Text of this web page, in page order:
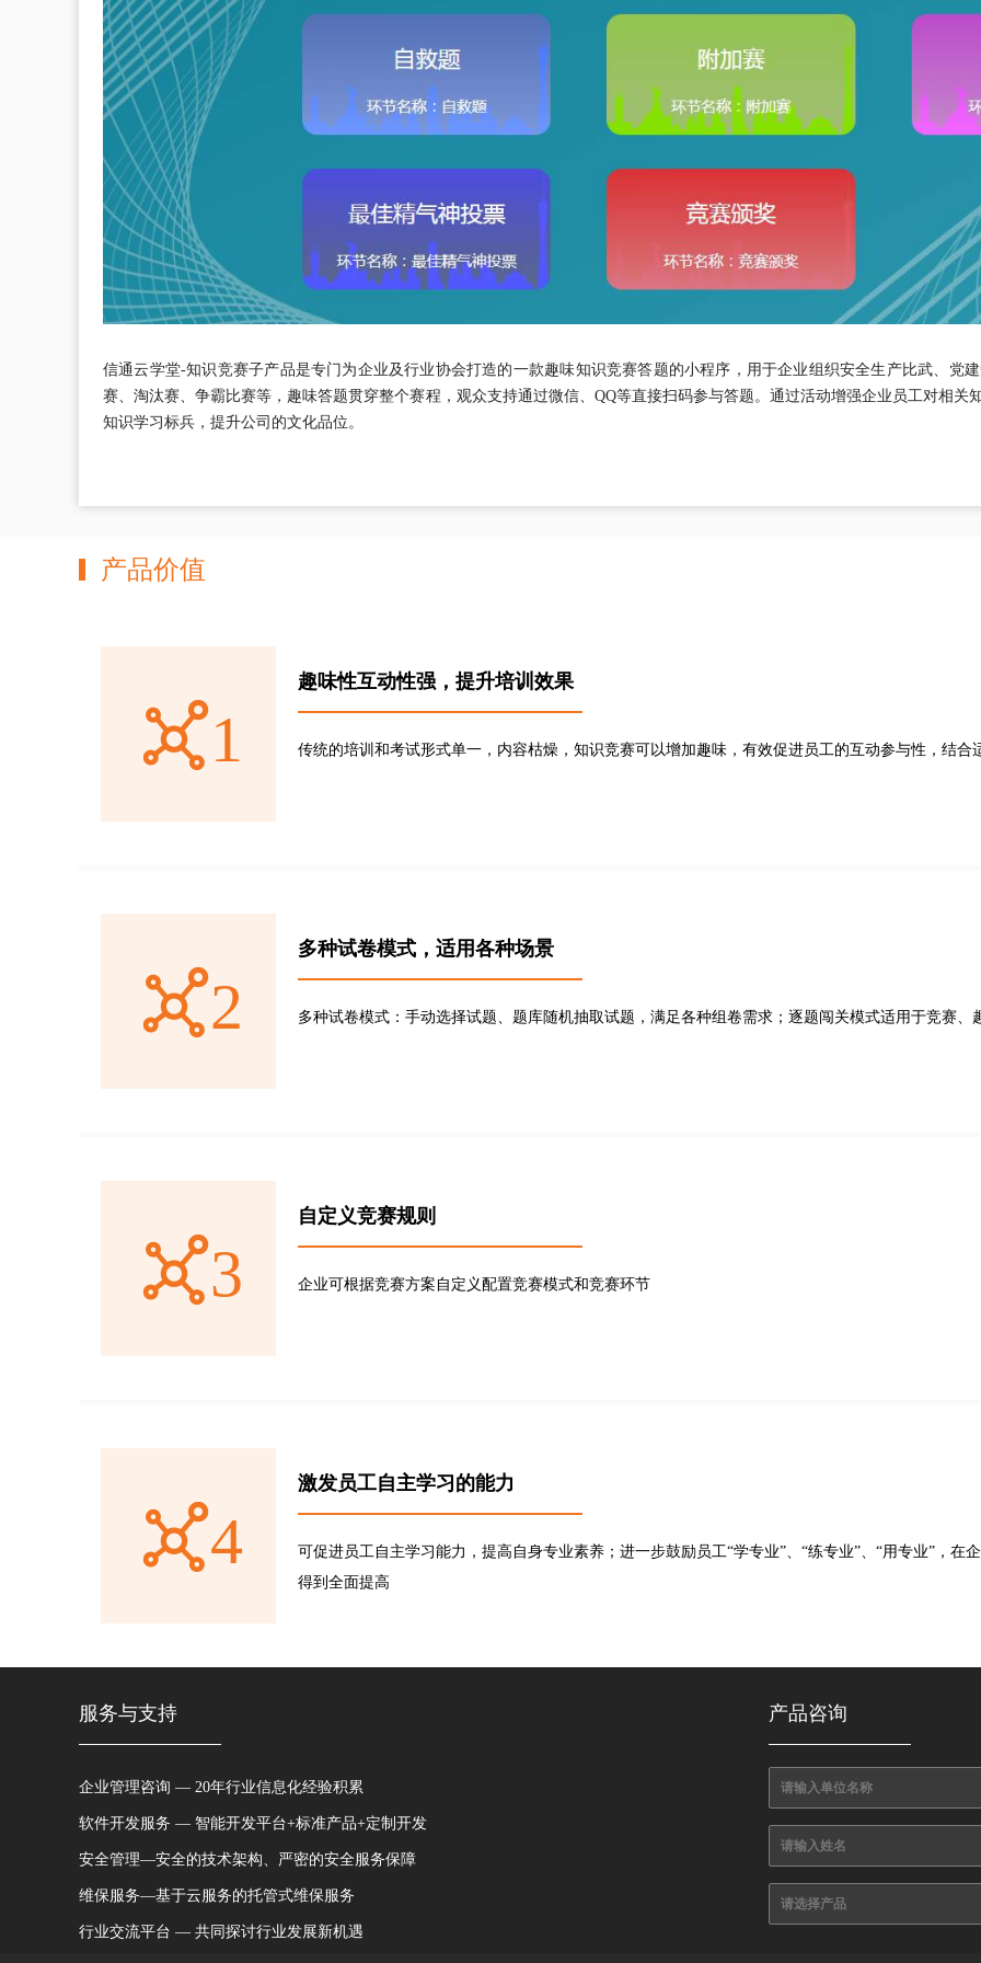
信通云学堂-知识竞赛子产品是专门为企业及行业协会打造的一款趣味知识竞赛答题的小程序，用于企业组织安全生产比武、党
赛、淘汰赛、争霸比赛等，趣味答题贯穿整个赛程，观众支持通过微信、QQ等直接扫码参与答题。通过活动增强企业员工对相
知识学习标兵，提升公司的文化品位。
产品价值
1
趣味性互动性强，提升培训效果
传统的培训和考试形式单一，内容枯燥，知识竞赛可以增加趣味，有效促进员工的互动参与性，结
2
多种试卷模式，适用各种场景
多种试卷模式：手动选择试题、题库随机抽取试题，满足各种组卷需求；逐题闯关模式适用于竞赛、
3
自定义竞赛规则
企业可根据竞赛方案自定义配置竞赛模式和竞赛环节
4
激发员工自主学习的能力
可促进员工自主学习能力，提高自身专业素养；进一步鼓励员工“学专业”、“练专业”、“用专业”，在
得到全面提高
服务与支持
企业管理咨询 — 20年行业信息化经验积累
软件开发服务 — 智能开发平台+标准产品+定制开发
安全管理—安全的技术架构、严密的安全服务保障
维保服务—基于云服务的托管式维保服务
行业交流平台 — 共同探讨行业发展新机遇
产品咨询